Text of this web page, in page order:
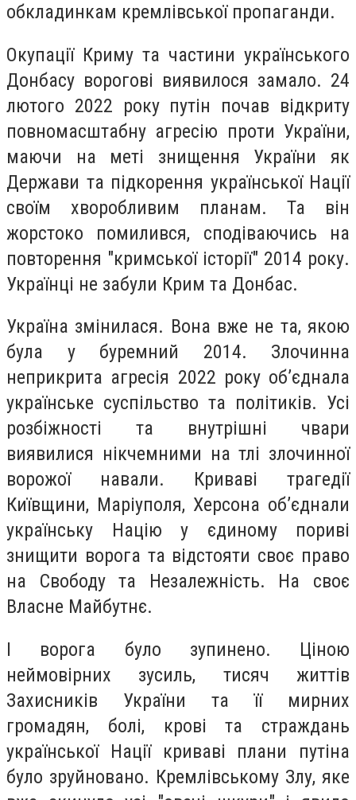
обкладинкам кремлівської пропаганди.
Окупації Криму та частини українського
Донбасу ворогові виявилося замало. 24
лютого 2022 року путін почав відкриту
повномасштабну агресію проти України,
маючи на меті знищення України як
Держави та підкорення української Нації
своїм хворобливим планам. Та він
жорстоко помилився, сподіваючись на
повторення "кримської історії" 2014 року.
Українці не забули Крим та Донбас.
Україна змінилася. Вона вже не та, якою
була у буремний 2014. Злочинна
неприкрита агресія 2022 року об’єднала
українське суспільство та політиків. Усі
розбіжності та внутрішні чвари
виявилися нікчемними на тлі злочинної
ворожої навали. Криваві трагедії
Київщини, Маріуполя, Херсона об’єднали
українську Націю у єдиному пориві
знищити ворога та відстояти своє право
на Свободу та Незалежність. На своє
Власне Майбутнє.
І ворога було зупинено. Ціною
неймовірних зусиль, тисяч життів
Захисників України та її мирних
громадян, болі, крові та страждань
української Нації криваві плани путіна
було зруйновано. Кремлівському Злу, яке